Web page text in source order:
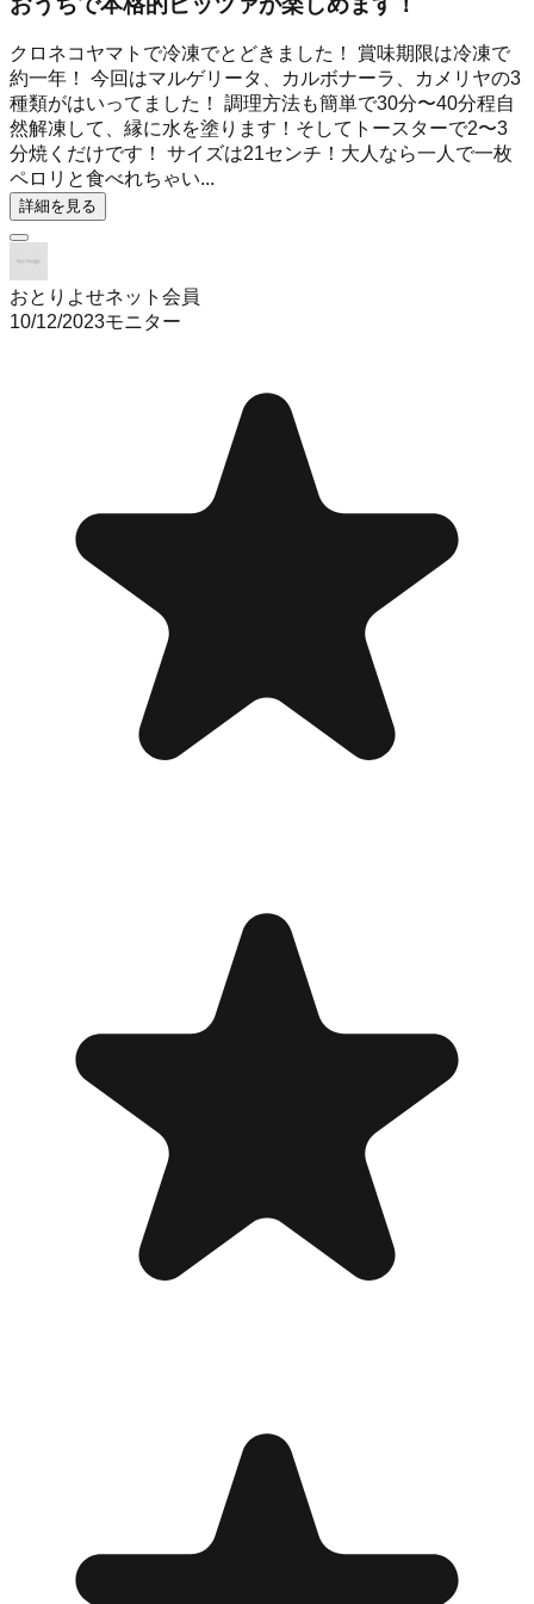
クロネコヤマトで冷凍でとどきました！ 賞味期限は冷凍で
約一年！ 今回はマルゲリータ、カルボナーラ、カメリヤの3
種類がはいってました！ 調理方法も簡単で30分〜40分程自
然解凍して、縁に水を塗ります！そしてトースターで2〜3
分焼くだけです！ サイズは21センチ！大人なら一人で一枚
ペロリと食べれちゃい...
詳細を見る
おとりよせネット会員
10/12/2023モニター